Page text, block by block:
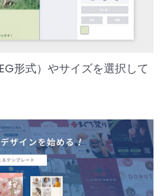
形式）やサイズを選択して